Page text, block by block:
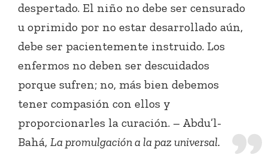
despertado. El niño no debe ser censurado
u oprimido por no estar desarrollado aún,
debe ser pacientemente instruido. Los
enfermos no deben ser descuidados
porque sufren; no, más bien debemos
tener compasión con ellos y
proporcionarles la curación. – Abdu’l-
Bahá, La promulgación a la paz universal.